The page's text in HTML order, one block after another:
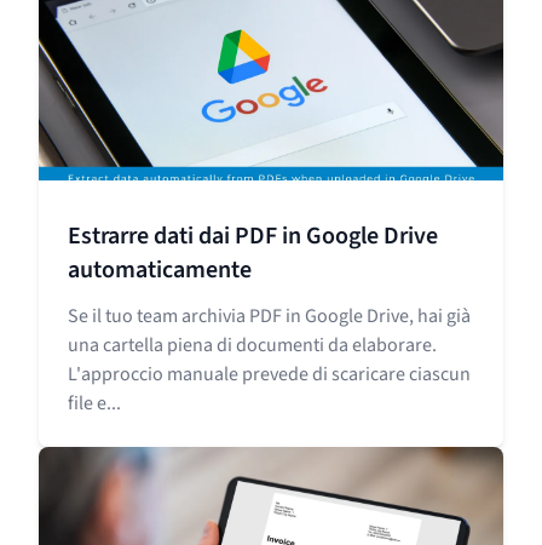
Estrarre dati dai PDF in Google Drive
automaticamente
Se il tuo team archivia PDF in Google Drive, hai già
una cartella piena di documenti da elaborare.
L'approccio manuale prevede di scaricare ciascun
file e...